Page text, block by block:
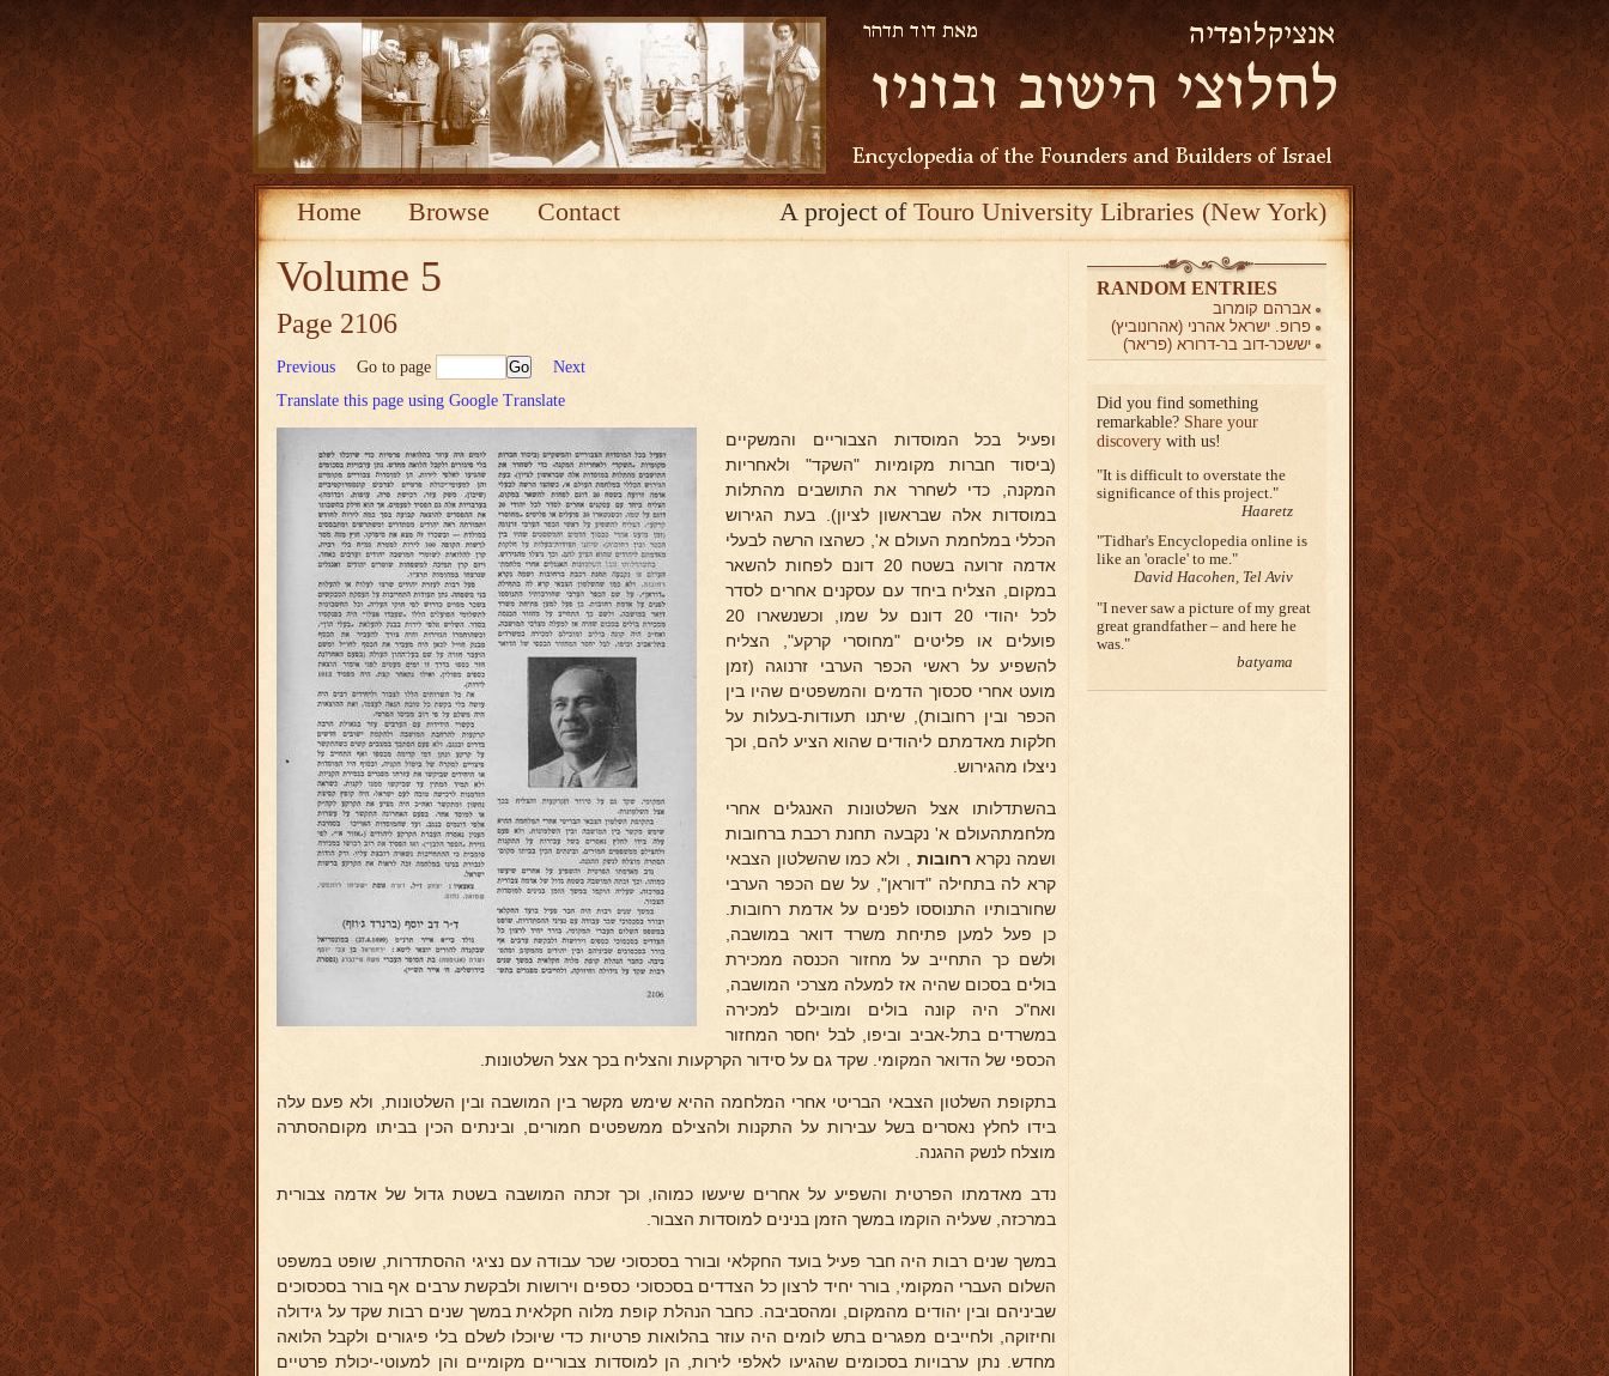
Home Browse Contact A project ofTouro University Libraries (New York)
Volume 5
Page 2106
Previous Go to page
Next
Translate this page using Google Translate
ופעיל בכל המוסדות הצבוריים והמשקיים
(ביסוד חברות מקומיות "השקד" ולאחריות
המקנה, כדי לשחרר את התושבים מהתלות
במוסדות אלה שבראשון לציון). בעת הגירוש
הכללי במלחמת העולם א', כשהצו הרשה לבעלי
אדמה זרועה בשטח 20 דונם לפחות להשאר
במקום, הצליח ביחד עם עסקנים אחרים לסדר
לכל יהודי 20 דונם על שמו, וכשנשארו 20
פועלים או פליטים "מחוסרי קרקע", הצליח
להשפיע על ראשי הכפר הערבי זרנוגה (זמן
מועט אחרי סכסוך הדמים והמשפטים שהיו בין
הכפר ובין רחובות), שיתנו תעודות-בעלות על
חלקות מאדמתם ליהודים שהוא הציע להם, וכך
ניצלו מהגירוש.
בהשתדלותו אצל השלטונות האנגלים אחרי
מלחמתהעולם א' נקבעה תחנת רכבת ברחובות
ושמה נקרא רחובות , ולא כמו שהשלטון הצבאי
קרא לה בתחילה "דוראן", על שם הכפר הערבי
שחורבותיו התנוססו לפנים על אדמת רחובות.
כן פעל למען פתיחת משרד דואר במושבה,
ולשם כך התחייב על מחזור הכנסה ממכירת
בולים בסכום שהיה אז למעלה מצרכי המושבה,
ואח"כ היה קונה בולים ומובילם למכירה
במשרדים בתל-אביב וביפו, לבל יחסר המחזור
הכספי של הדואר המקומי. שקד גם על סידור הקרקעות והצליח בכך אצל השלטונות.
בתקופת השלטון הצבאי הבריטי אחרי המלחמה ההיא שימש מקשר בין המושבה ובין השלטונות, ולא פעם עלה
בידו לחלץ נאסרים בשל עבירות על התקנות ולהצילם ממשפטים חמורים, ובינתים הכין בביתו מקוםהסתרה
מוצלח לנשק ההגנה.
נדב מאדמתו הפרטית והשפיע על אחרים שיעשו כמוהו, וכך זכתה המושבה בשטת גדול של אדמה צבורית
במרכזה, שעליה הוקמו במשך הזמן בנינים למוסדות הצבור.
במשך שנים רבות היה חבר פעיל בועד החקלאי ובורר בסכסוכי שכר עבודה עם נציגי ההסתדרות, שופט במשפט
השלום העברי המקומי, בורר יחיד לרצון כל הצדדים בסכסוכי כספים וירושות ולבקשת ערבים אף בורר בסכסוכים
שביניהם ובין יהודים מהמקום, ומהסביבה. כחבר הנהלת קופת מלוה חקלאית במשך שנים רבות שקד על גידולה
וחיזוקה, ולחייבים מפגרים בתש לומים היה עוזר בהלואות פרטיות כדי שיוכלו לשלם בלי פיגורים ולקבל הלואה
מחדש. נתן ערבויות בסכומים שהגיעו לאלפי לירות, הן למוסדות צבוריים מקומיים והן למעוטי-יכולת פרטיים
RANDOM ENTRIES
אברהם קומרוב
פרופ. ישראל אהרני (אהרונוביץ)
יששכר-דוב בר-דרורא (פריאר)
Did you find something
remarkable? Share your
discovery with us!
It is difficult to overstate the
significance of this project.
Haaretz
Tidhar's Encyclopedia online is
like an 'oracle' to me.
David Hacohen, Tel Aviv
I never saw a picture of my great
great grandfather – and here he
was.
batyama